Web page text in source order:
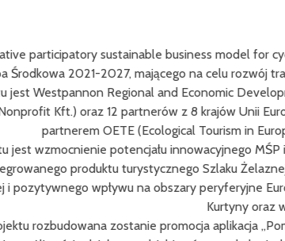
business model for cycling along the Iron
mającego na celu rozwój trasy EuroVelo 13 –
and Economic Development Public
z 8 krajów Unii Europejskiej.
(Ecological Tourism in Europe, registered
innowacyjnego MŚP i innych
Szlaku Żelaznej Kurtyny trasy
na obszary peryferyjne Europy Środkowej.
Kurtyny oraz wzrost zainteresowania
promocja aplikacja „Pomorze Zachodnie",